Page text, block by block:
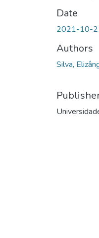
Date
2021-10-
Authors
Silva,